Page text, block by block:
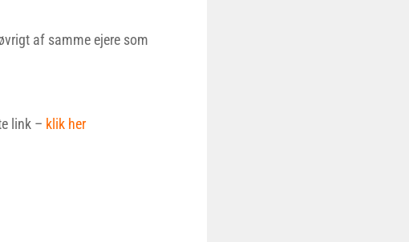
af samme ejere som
link – klik her